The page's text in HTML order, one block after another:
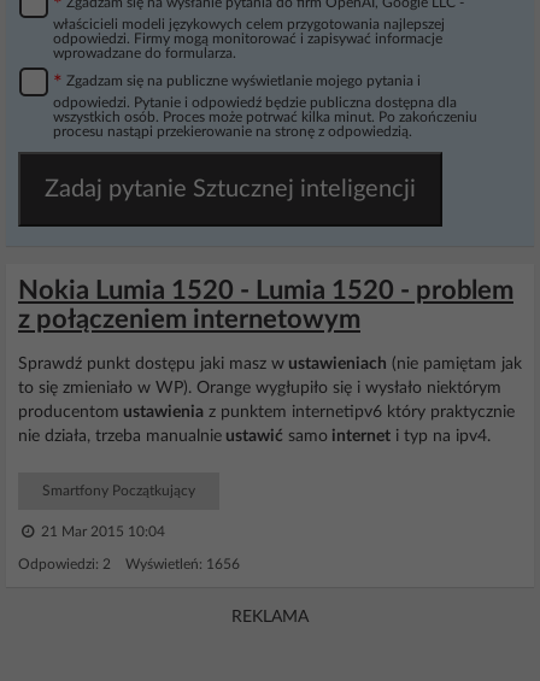
*
właścicieli modeli językowych celem przygotowania najlepszej
odpowiedzi. Firmy mogą monitorować i zapisywać informacje
wprowadzane do formularza.
* Zgadzam się na publiczne wyświetlanie mojego pytania i
odpowiedzi. Pytanie i odpowiedź będzie publiczna dostępna dla
wszystkich osób. Proces może potrwać kilka minut. Po zakończeniu
procesu nastąpi przekierowanie na stronę z odpowiedzią.
Zadaj pytanie Sztucznej inteligencji
Nokia Lumia 1520 - Lumia 1520 - problem
z połączeniem internetowym
Sprawdź punkt dostępu jaki masz w ustawieniach (nie pamiętam jak
to się zmieniało w WP). Orange wygłupiło się i wysłało niektórym
producentom ustawienia z punktem internetipv6 który praktycznie
nie działa, trzeba manualnie ustawić samo internet i typ na ipv4.
Smartfony Początkujący
21 Mar 2015 10:04
Odpowiedzi: 2 Wyświetleń: 1656
REKLAMA